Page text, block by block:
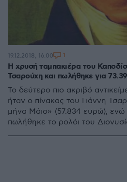
Η χρυσή ταμπακιέρα του
Τσαρούχη και πωλήθηκε για
Το δεύτερο πιο ακριβό
ήταν ο πίνακας του Γιάννη
μήνα Μάιο» (57.834 ευρώ), ενώ
πωλήθηκε το ρολόι του
19.12.2018, 16:00 1